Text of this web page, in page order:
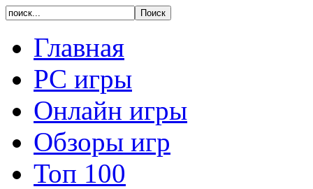
Главная
PC игры
Онлайн игры
Обзоры игр
Топ 100